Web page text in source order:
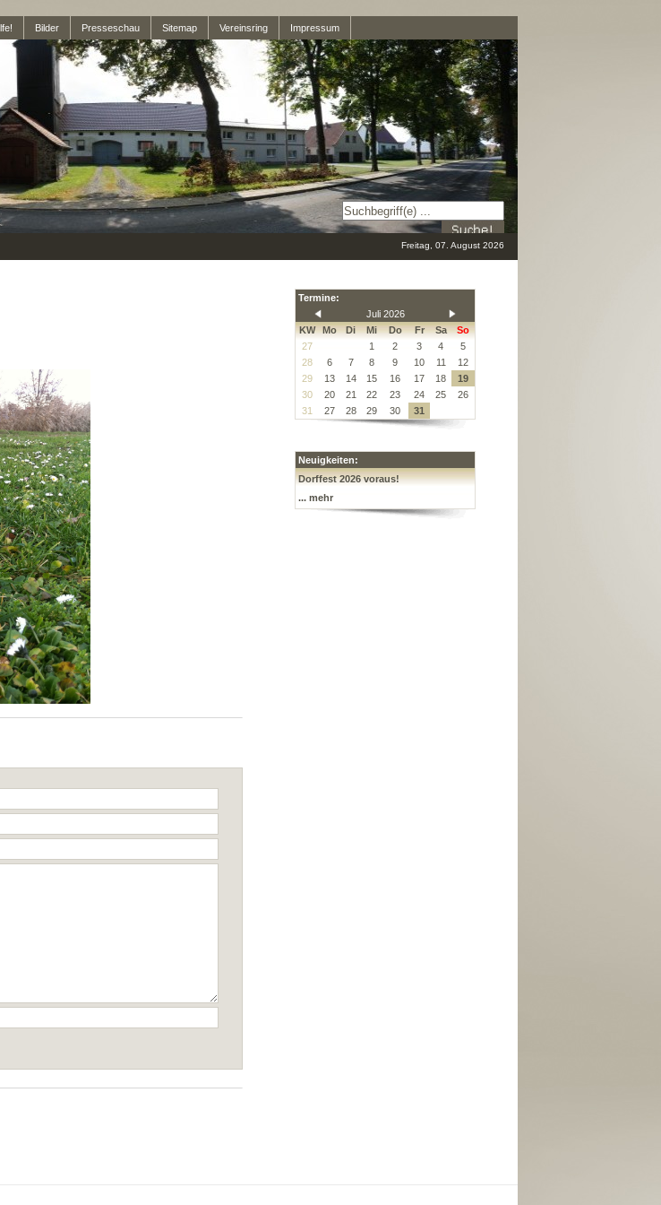
Bilder Presseschau Sitemap Vereinsring Impressum
Freitag, 07. August 2026
Termine:
Juli 2026
KW
Mo Di Mi Do Fr Sa
So
27
1 2 3 4
5
28
6 7 8 9 10 11
12
29
13 14 15 16 17 18
19
30
20 21 22 23 24 25
26
31
27 28 29 30 31
Neuigkeiten:
Dorffest 2026 voraus!
... mehr